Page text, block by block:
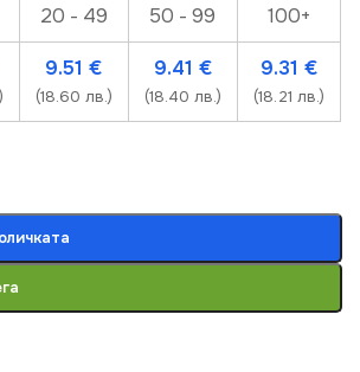
20 - 49 50 - 99 100+
9.51€
(18.60 лв.)
9.41 €
(18.40 лв.)
9.31 €
(18.21 лв.)